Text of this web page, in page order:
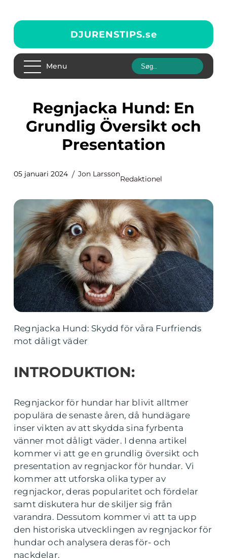
DJURENSTIPS.se
Menu
Regnjacka Hund: En
Grundlig Översikt och
Presentation
05 januari 2024 Jon Larsson
Redaktionel
Regnjacka Hund: Skydd för våra Furfriends
mot dåligt väder
INTRODUKTION:
Regnjackor för hundar har blivit alltmer
populära de senaste åren, då hundägare
inser vikten av att skydda sina fyrbenta
vänner mot dåligt väder. I denna artikel
kommer vi att ge en grundlig översikt och
presentation av regnjackor för hundar. Vi
kommer att utforska olika typer av
regnjackor, deras popularitet och fördelar
samt diskutera hur de skiljer sig från
varandra. Dessutom kommer vi att ta upp
den historiska utvecklingen av regnjackor för
hundar och analysera deras för- och
nackdelar.